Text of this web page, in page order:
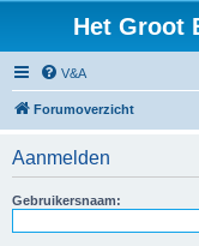
Het Groot
V&A
Forumoverzicht
Aanmelden
Gebruikersnaam: